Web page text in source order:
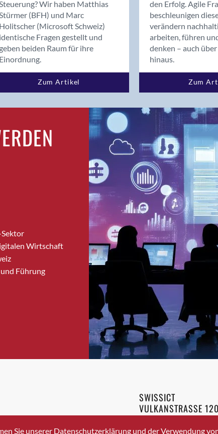
Bern - Liebefeld
Bolligen
Bonaduz
Bonstetten
Bottighofen
Bremgarten bei Bern
Brig-Glis
Bronschhofen
Brugg AG
Brütten
Bubendorf
Buchs (SG)
Bäretswil
Bülach
Cazis
Cham
Davos Platz
Davos Platz 1
Steuerung? Wir haben Matthias
Stürmer (BFH) und Marc
Holitscher (Microsoft Schweiz)
identische Fragen gestellt und
geben beiden Raum für ihre
Einordnung.
Zum Artikel
den Erfolg. Agile
beschleunigen
verändern
arbeiten, führen
denken – auch
hinaus.
Zum
Wirtschaft
Führung
+41 43 336 40 20
SWISSICT
VULKANSTRASSE 120
8048 ZURICH
Sie unserer Datenschutzerklärung und der Verwendung